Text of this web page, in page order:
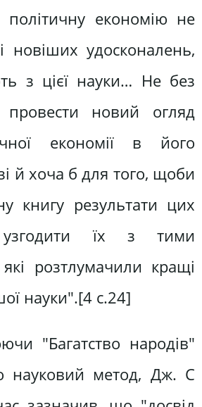
політичну економію не
новіших удосконалень,
з цієї науки… Не без
провести новий огляд
економії в його
й хоча б для того, щоби
книгу результати цих
їх з тими
розтлумачили кращі
науки".[4 c.24]
"Багатство народів"
науковий метод, Дж. С